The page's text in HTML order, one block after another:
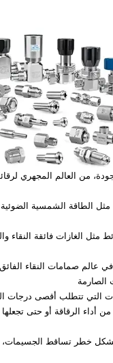
من العالم المجهري
الغازات فائقة النقاء
عالم صمامات النقاء الفائق
التي تتطلب أقصى درجات
الرقاقة أو حتى
خطر تساقط الجسيمات،